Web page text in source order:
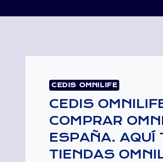
CEDIS OMNILIFE
CEDIS
COMPRAR
ESPAÑA. AQUÍ
TIENDAS